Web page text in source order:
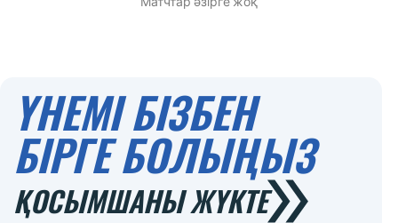
ҮНЕМІ БІЗБЕН
БІРГЕ БОЛЫҢЫЗ
ҚОСЫМШАНЫ ЖҮКТЕ